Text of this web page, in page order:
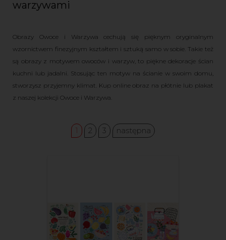
warzywami
Obrazy Owoce i Warzywa cechują się pięknym oryginalnym
wzornictwem finezyjnym kształtem i sztuką samo w sobie. Takie też
są obrazy z motywem owoców i warzyw, to piękne dekoracje ścian
kuchni lub jadalni. Stosując ten motyw na ścianie w swoim domu,
stworzysz przyjemny klimat. Kup online obraz na płótnie lub plakat
z naszej kolekcji Owoce i Warzywa.
1 2 3 następna